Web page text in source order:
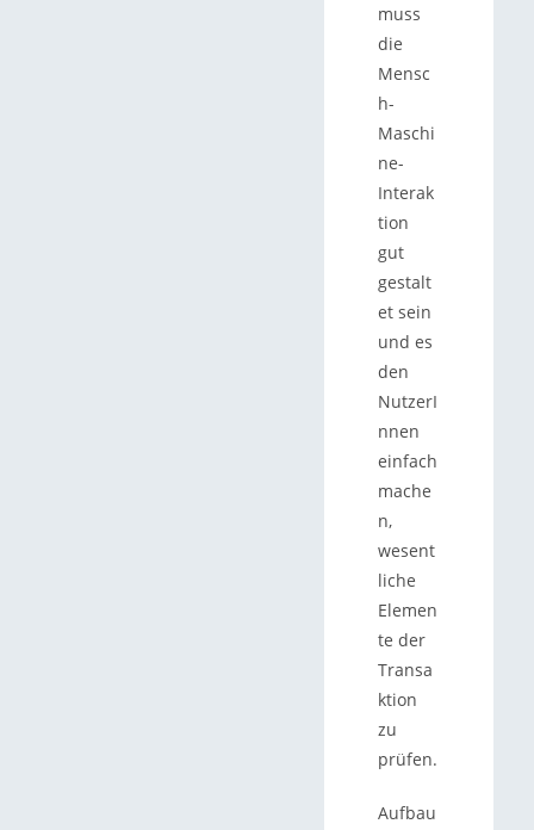
muss
die
Mensc
h-
Maschi
ne-
Interak
tion
gut
gestalt
et sein
und es
den
NutzerI
nnen
einfach
mache
n,
wesent
liche
Elemen
te der
Transa
ktion
zu
prüfen.
Aufbau